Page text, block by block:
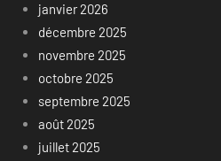
janvier 2026
décembre 2025
novembre 2025
octobre 2025
septembre 2025
août 2025
juillet 2025